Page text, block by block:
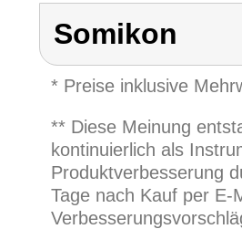
Somikon
* Preise inklusive
** Diese Meinung
kontinuierlich als
Produktverbesserung
Tage nach Kauf per E-